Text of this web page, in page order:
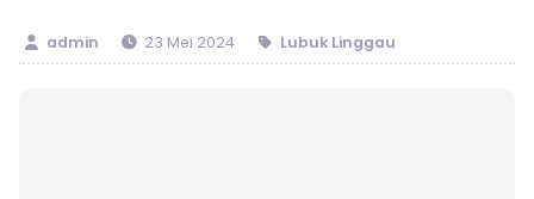
admin 23 Mei 2024 Lubuk Linggau